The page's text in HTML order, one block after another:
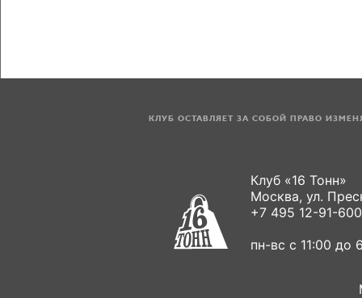
КЛУБ ОСТАВЛЯЕТ ЗА СОБОЙ ПРАВО
Клуб «16 Тонн»
Москва, ул.
+7 495 12-91-
пн-вс с 11:00 до